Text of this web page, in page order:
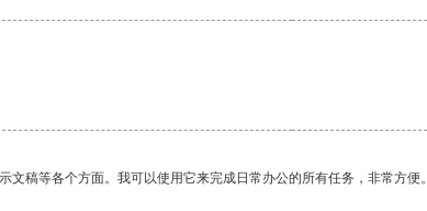
稿等各个方面。我可以使用它来完成日常办公的所有任务，非常方便。